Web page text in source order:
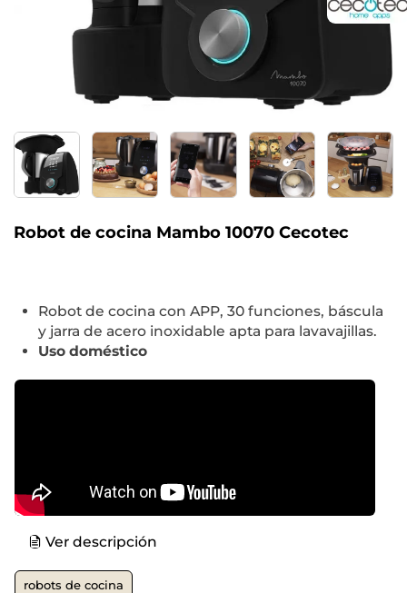
Robot de cocina Mambo 10070 Cecotec
Robot de cocina con APP, 30 funciones, báscula
y jarra de acero inoxidable apta para lavavajillas.
Uso doméstico
Ver descripción
robots de cocina